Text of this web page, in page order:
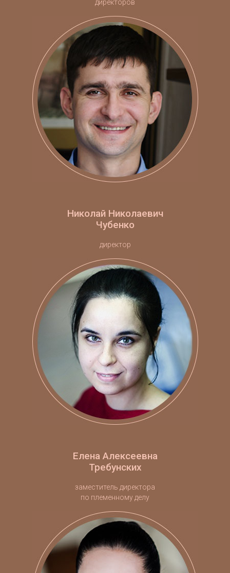
директоров
Николай Николаевич
Чубенко
директор
Елена Алексеевна
Требунских
заместитель директора
по племенному делу